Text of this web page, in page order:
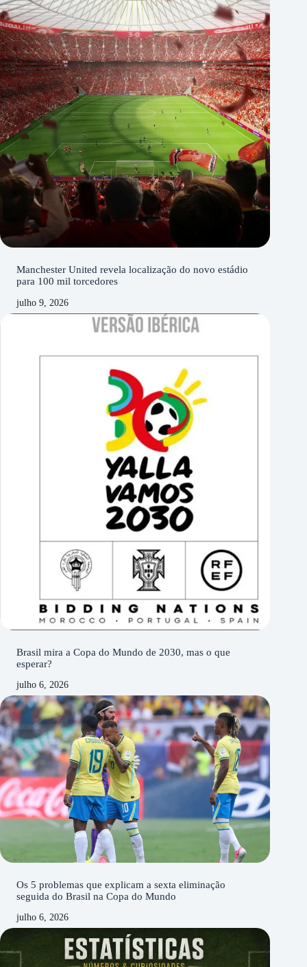
Manchester United revela localização do novo estádio
para 100 mil torcedores
julho 9, 2026
Brasil mira a Copa do Mundo de 2030, mas o que
esperar?
julho 6, 2026
Os 5 problemas que explicam a sexta eliminação
seguida do Brasil na Copa do Mundo
julho 6, 2026